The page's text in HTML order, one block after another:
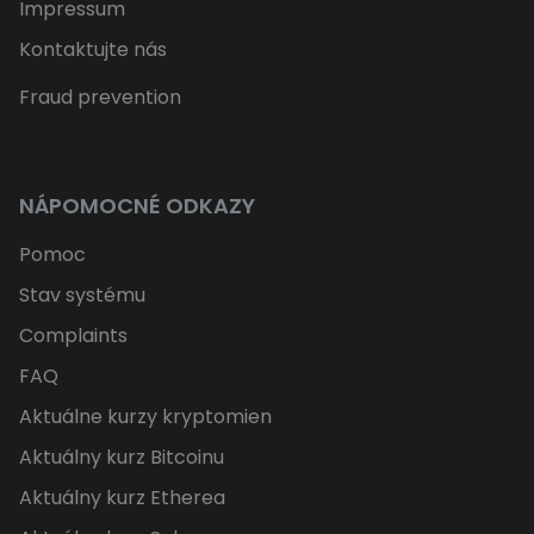
Impressum
Kontaktujte nás
Fraud prevention
NÁPOMOCNÉ ODKAZY
Pomoc
Stav systému
Complaints
FAQ
Aktuálne kurzy kryptomien
Aktuálny kurz Bitcoinu
Aktuálny kurz Etherea